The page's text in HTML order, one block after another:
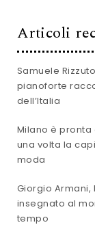
Articoli
Samuele
pianoforte
dell’Italia
Milano è
una volta la
moda
Giorgio Armani,
insegnato al
tempo